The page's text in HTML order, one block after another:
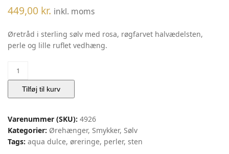
449,00 kr. inkl. moms
Øretråd i sterling sølv med rosa, røgfarvet halvædelsten,
perle og lille ruflet vedhæng.
Rose
Garden
Ørehænger
Sølv
Farvede
Sten
|
Tilføj til kurv
Varenummer (SKU): 4926
Kategorier: Ørehænger, Smykker, Sølv
Tags: aqua dulce, øreringe, perler, sten